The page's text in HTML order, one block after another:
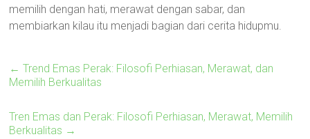
memilih dengan hati, merawat dengan sabar, dan
membiarkan kilau itu menjadi bagian dari cerita hidupmu.
← Trend Emas Perak: Filosofi Perhiasan, Merawat, dan
Memilih Berkualitas
Tren Emas dan Perak: Filosofi Perhiasan, Merawat, Memilih
Berkualitas →